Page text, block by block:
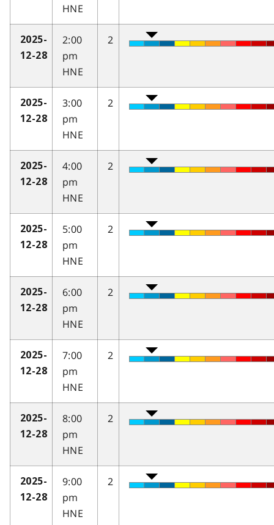
HNE
2025-
12-28
2:00
pm
HNE
2
2025-
12-28
3:00
pm
HNE
2
2025-
12-28
4:00
pm
HNE
2
2025-
12-28
5:00
pm
HNE
2
2025-
12-28
6:00
pm
HNE
2
2025-
12-28
7:00
pm
HNE
2
2025-
12-28
8:00
pm
HNE
2
2025-
12-28
9:00
pm
HNE
2